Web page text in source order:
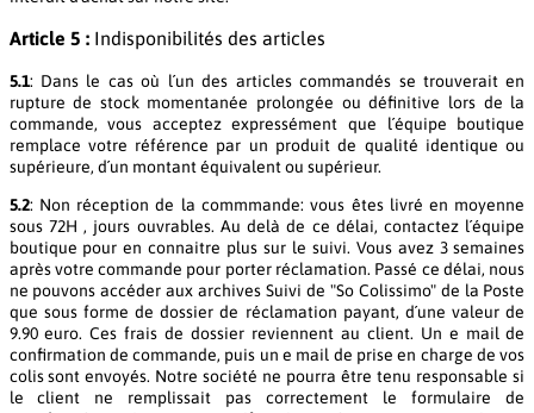
Article 5 :Indisponibilités des articles
5.1: Dans le cas où l´un des articles commandés se trouverait en
rupture de stock momentanée prolongée ou définitive lors de la
commande, vous acceptez expressément que l´équipe boutique
remplace votre référence par un produit de qualité identique ou
supérieure, d´un montant équivalent ou supérieur.
5.2: Non réception de la commmande: vous êtes livré en moyenne
sous 72H , jours ouvrables. Au delà de ce délai, contactez l´équipe
boutique pour en connaitre plus sur le suivi. Vous avez 3 semaines
après votre commande pour porter réclamation. Passé ce délai, nous
ne pouvons accéder aux archives Suivi de "So Colissimo" de la Poste
que sous forme de dossier de réclamation payant, d´une valeur de
9.90 euro. Ces frais de dossier reviennent au client. Un e mail de
confirmation de commande, puis un e mail de prise en charge de vos
colis sont envoyés. Notre société ne pourra être tenu responsable si
le client ne remplissait pas correctement le formulaire de